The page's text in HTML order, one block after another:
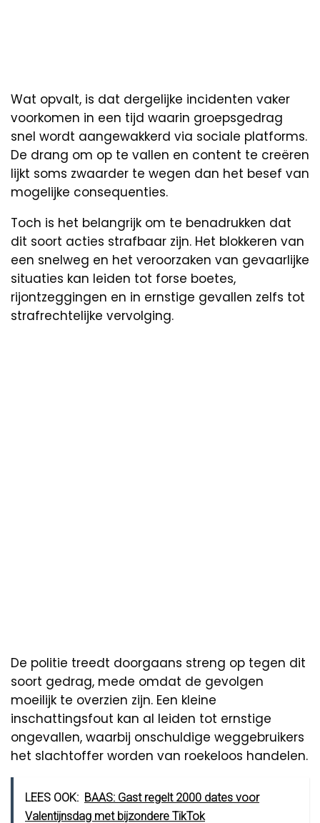
Wat opvalt, is dat dergelijke incidenten vaker
voorkomen in een tijd waarin groepsgedrag
snel wordt aangewakkerd via sociale platforms.
De drang om op te vallen en content te creëren
lijkt soms zwaarder te wegen dan het besef van
mogelijke consequenties.
Toch is het belangrijk om te benadrukken dat
dit soort acties strafbaar zijn. Het blokkeren van
een snelweg en het veroorzaken van gevaarlijke
situaties kan leiden tot forse boetes,
rijontzeggingen en in ernstige gevallen zelfs tot
strafrechtelijke vervolging.
De politie treedt doorgaans streng op tegen dit
soort gedrag, mede omdat de gevolgen
moeilijk te overzien zijn. Een kleine
inschattingsfout kan al leiden tot ernstige
ongevallen, waarbij onschuldige weggebruikers
het slachtoffer worden van roekeloos handelen.
LEES OOK: BAAS: Gast regelt 2000 dates voor
Valentijnsdag met bijzondere TikTok